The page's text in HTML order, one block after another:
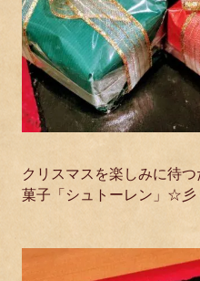
クリスマスを楽しみに待
菓子「シュトーレン」☆彡